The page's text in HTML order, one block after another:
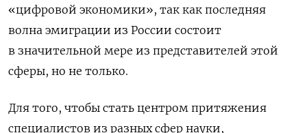
«цифровой экономики», так как последняя
волна эмиграции из России состоит
в значительной мере из представителей этой
сферы, но не только.
Для того, чтобы стать центром притяжения
специалистов из разных сфер науки,